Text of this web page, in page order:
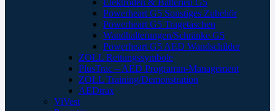
Elektroden & Batterien G5
Powerheart G5 Sonstiges Zubehör
Powerheart G5 Tragetaschen
Wandhalterungen/Schränke G5
Powerheart G5 AED Wandschilder
ZOLL Rettungssymbole
PlusTrac – AED Programm-Management
ZOLL Training/Demonstration
AEDtrax
ViVest